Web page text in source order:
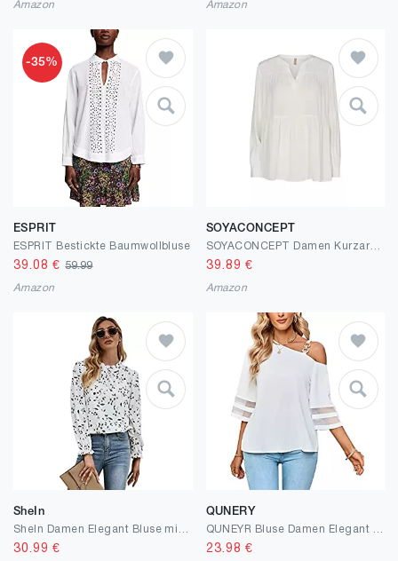
Amazon Amazon
-35%
ESPRIT
ESPRIT Bestickte Baumwollbluse
39.08 €59.99
Amazon
SOYACONCEPT
SOYACONCEPT Damen Kurzarm-T-Shirt
39.89 €
Amazon
SheIn
30.99 €
QUNERY
23.98 €